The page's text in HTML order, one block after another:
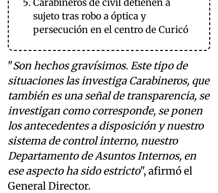
sujeto tras robo a óptica y
persecución en el centro de Curicó
"Son hechos gravísimos. Este tipo de
situaciones las investiga Carabineros, que
también es una señal de transparencia, se
investigan como corresponde, se ponen
los antecedentes a disposición y nuestro
sistema de control interno, nuestro
Departamento de Asuntos Internos, en
ese aspecto ha sido estricto", afirmó el
General Director.